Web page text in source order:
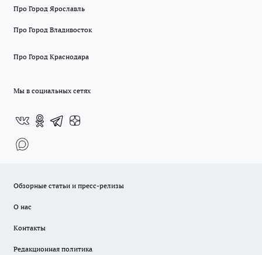
Про Город Ярославль
Про Город Владивосток
Про Город Краснодара
Мы в социальных сетях
Обзорные статьи и пресс-релизы
О нас
Контакты
Редакционная политика